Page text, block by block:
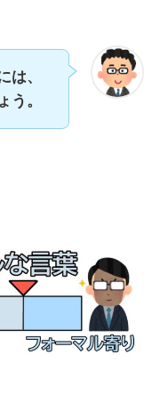
は、
う。